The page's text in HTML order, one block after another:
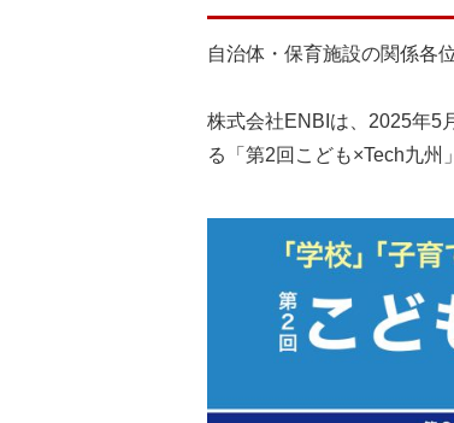
自治体・保育施設の関係各
株式会社ENBIは、2025年5
る「第2回こども×Tech九州